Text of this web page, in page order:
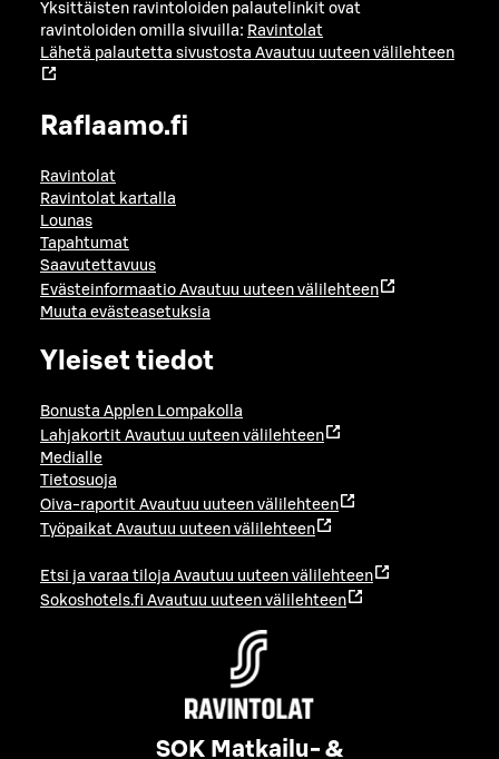
Yksittäisten ravintoloiden palautelinkit ovat
ravintoloiden omilla sivuilla: Ravintolat
Lähetä palautetta sivustosta Avautuu uuteen välilehteen
Raflaamo.fi
Ravintolat
Ravintolat kartalla
Lounas
Tapahtumat
Saavutettavuus
Evästeinformaatio Avautuu uuteen välilehteen
Muuta evästeasetuksia
Yleiset tiedot
Bonusta Applen Lompakolla
Lahjakortit Avautuu uuteen välilehteen
Medialle
Tietosuoja
Oiva-raportit Avautuu uuteen välilehteen
Työpaikat Avautuu uuteen välilehteen
Etsi ja varaa tiloja Avautuu uuteen välilehteen
Sokoshotels.fi Avautuu uuteen välilehteen
SOK Matkailu- &